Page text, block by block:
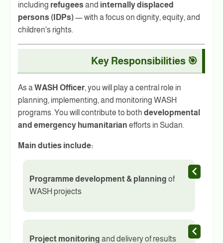
including refugees and internally displaced
persons (IDPs)— with a focus on dignity, equity, and
children's rights.
🎯 Key Responsibilities
As aWASH Officer, you will play a central role in
planning, implementing, and monitoring WASH
programs. You will contribute to both developmental
and emergency humanitarian efforts in Sudan.
Main duties include:
Programme development & planning of
WASH projects
Project monitoring and delivery of results